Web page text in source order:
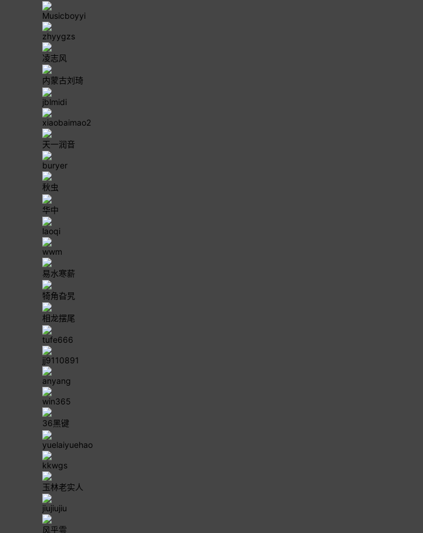
Musicboyyi
zhyygzs
凌志风
内蒙古刘琦
jblmidi
xiaobaimao2
天一润音
buryer
秋虫
华中
laoqi
wwm
易水寒薪
犄角旮旯
相龙摆尾
tufe666
jj9110891
anyang
win365
36黑键
yuelaiyuehao
kkwgs
玉林老实人
jiujiujiu
风乎雩